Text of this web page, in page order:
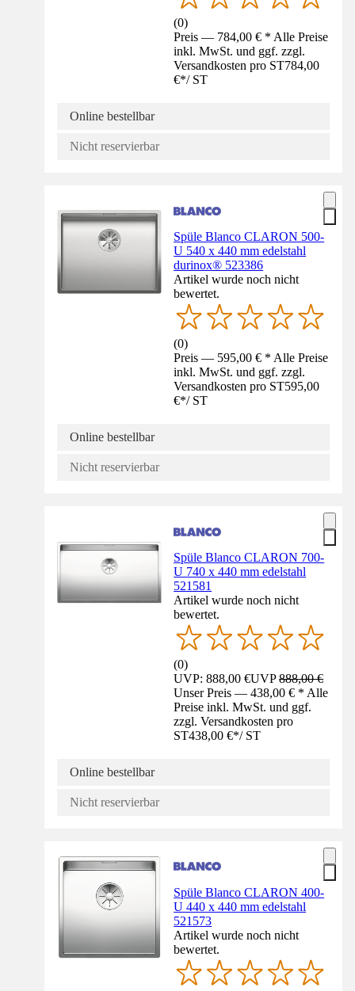
(0)
Preis — 784,00 € * Alle Preise
inkl. MwSt. und ggf. zzgl.
Versandkosten pro ST784,00
€*/ ST
Online bestellbar
Nicht reservierbar
Spüle Blanco CLARON 500-
U 540 x 440 mm edelstahl
durinox® 523386
Artikel wurde noch nicht
bewertet.
(0)
Preis — 595,00 € * Alle Preise
inkl. MwSt. und ggf. zzgl.
Versandkosten pro ST595,00
€*/ ST
Online bestellbar
Nicht reservierbar
Spüle Blanco CLARON 700-
U 740 x 440 mm edelstahl
521581
Artikel wurde noch nicht
bewertet.
(0)
UVP: 888,00 €UVP888,00 €
Unser Preis — 438,00 € * Alle
Preise inkl. MwSt. und ggf.
zzgl. Versandkosten pro
ST438,00 €*/ ST
Online bestellbar
Nicht reservierbar
Spüle Blanco CLARON 400-
U 440 x 440 mm edelstahl
521573
Artikel wurde noch nicht
bewertet.